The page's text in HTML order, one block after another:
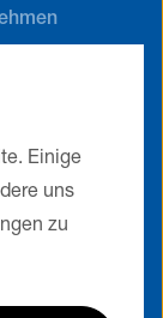
Einige
uns
zu